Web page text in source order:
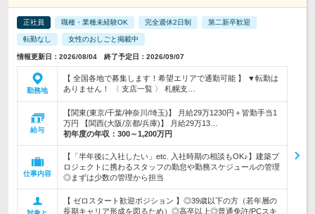
正社員 職種・業種未経験OK 完全週休2日制 第二新卒歓迎
転勤なし 女性のおしごと掲載中
情報更新日：2026/08/04 終了予定日：2026/09/07
勤務地
【 全国各地で募集します！希望エリアで通勤可能 】 ▼転勤は
ありません！ 〈 支店一覧 〉 札幌支…
給与
【関東(東京/千葉/神奈川/埼玉)】 月給29万1230円＋皆勤手当1
万円 【関西(大阪/京都/兵庫)】 月給29万13…
初年度の年収： 300～1,200万円
仕事内容
【「半年後に入社したい」etc. 入社時期の相談もOK♪】建築プ
ロジェクトに携わるスタッフの勤怠や勤務スケジュールの管理
◎まずは少数の管理から担当
【 ゼロスタート歓迎ポジション 】◎39歳以下の方（若年層の
長期キャリア形成を図るため）◎高卒以上◎普通免許/PCスキ